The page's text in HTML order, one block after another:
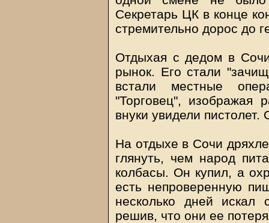
Секретарь ЦК в конце
стремительно дорос до
Отдыхая с дедом в
рынок. Его стали
встали местные
"Торговец", изображая
внуки увидели
На отдыхе в Сочи
глянуть, чем народ
колбасы. Он купил, а
есть непроверенную
несколько дней искал
решив, что они ее